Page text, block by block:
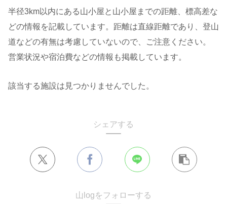
半径3km以内にある山小屋と山小屋までの距離、標高差な
どの情報を記載しています。距離は直線距離であり、登山
道などの有無は考慮していないので、ご注意ください。
営業状況や宿泊費などの情報も掲載しています。
該当する施設は見つかりませんでした。
シェアする
山logをフォローする